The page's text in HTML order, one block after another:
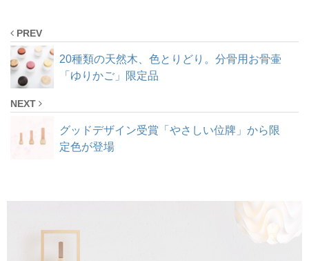
PREV
20種類の天然木、色とりどり。分骨用お骨壷
「ゆりかご」限定品
NEXT
グッドデザイン受賞「やさしい位牌」から限
定色が登場